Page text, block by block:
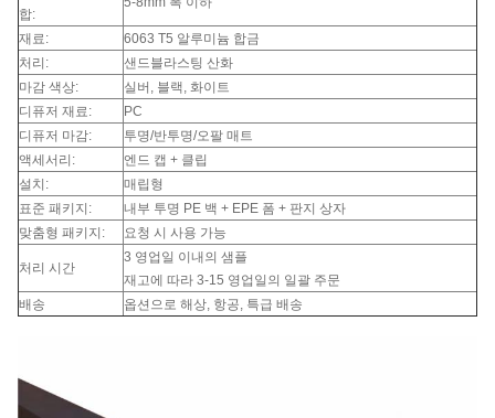
합:
재료:
6063 T5 알루미늄 합금
처리:
샌드블라스팅 산화
마감 색상:
실버, 블랙, 화이트
디퓨저 재료:
PC
디퓨저 마감:
투명/반투명/오팔 매트
액세서리:
엔드 캡 + 클립
설치:
매립형
표준 패키지:
내부 투명 PE 백 + EPE 폼 + 판지 상자
맞춤형 패키지:
요청 시 사용 가능
처리 시간
3 영업일 이내의 샘플
재고에 따라 3-15 영업일의 일괄 주문
배송
옵션으로 해상, 항공, 특급 배송